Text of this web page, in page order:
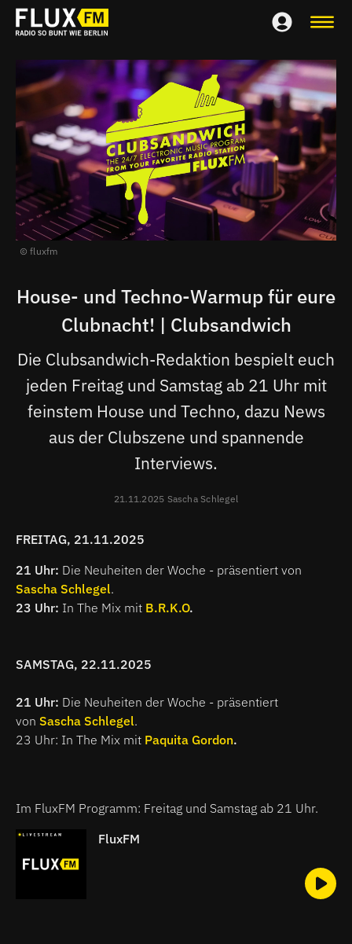
fluxfm
House- und Techno-Warmup für eure
Clubnacht! | Clubsandwich
Die Clubsandwich-Redaktion bespielt euch
jeden Freitag und Samstag ab 21 Uhr mit
feinstem House und Techno, dazu News
aus der Clubszene und spannende
Interviews.
21.11.2025 Sascha Schlegel
FREITAG, 21.11.2025
21 Uhr: Die Neuheiten der Woche - präsentiert von
Sascha Schlegel.
23 Uhr: In The Mix mit B.R.K.O.
SAMSTAG, 22.11.2025
21 Uhr: Die Neuheiten der Woche - präsentiert
von Sascha Schlegel.
23 Uhr: In The Mix mit Paquita Gordon.
Im FluxFM Programm: Freitag und Samstag ab 21 Uhr.
FluxFM